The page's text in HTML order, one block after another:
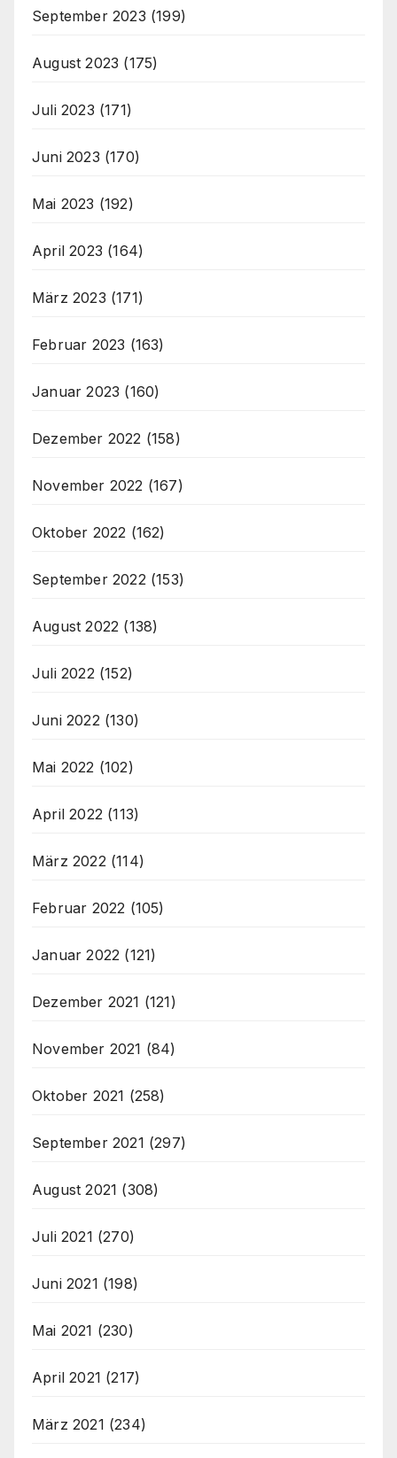
September 2023 (199)
August 2023 (175)
Juli 2023 (171)
Juni 2023 (170)
Mai 2023 (192)
April 2023 (164)
März 2023 (171)
Februar 2023 (163)
Januar 2023 (160)
Dezember 2022 (158)
November 2022 (167)
Oktober 2022 (162)
September 2022 (153)
August 2022 (138)
Juli 2022 (152)
Juni 2022 (130)
Mai 2022 (102)
April 2022 (113)
März 2022 (114)
Februar 2022 (105)
Januar 2022 (121)
Dezember 2021 (121)
November 2021 (84)
Oktober 2021 (258)
September 2021 (297)
August 2021 (308)
Juli 2021 (270)
Juni 2021 (198)
Mai 2021 (230)
April 2021 (217)
März 2021 (234)